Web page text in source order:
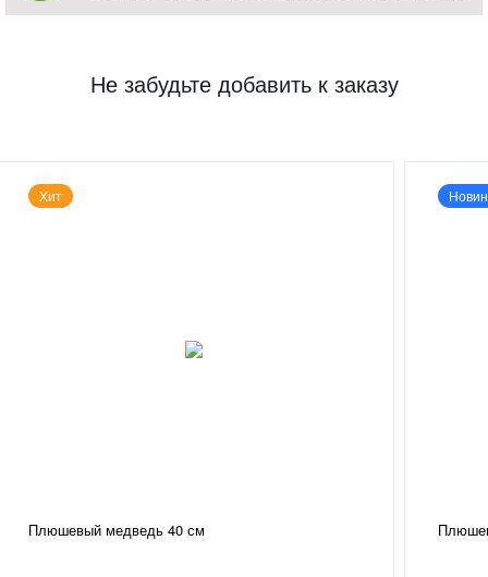
Не забудьте добавить к заказу
Хит
Плюшевый медведь 40 см